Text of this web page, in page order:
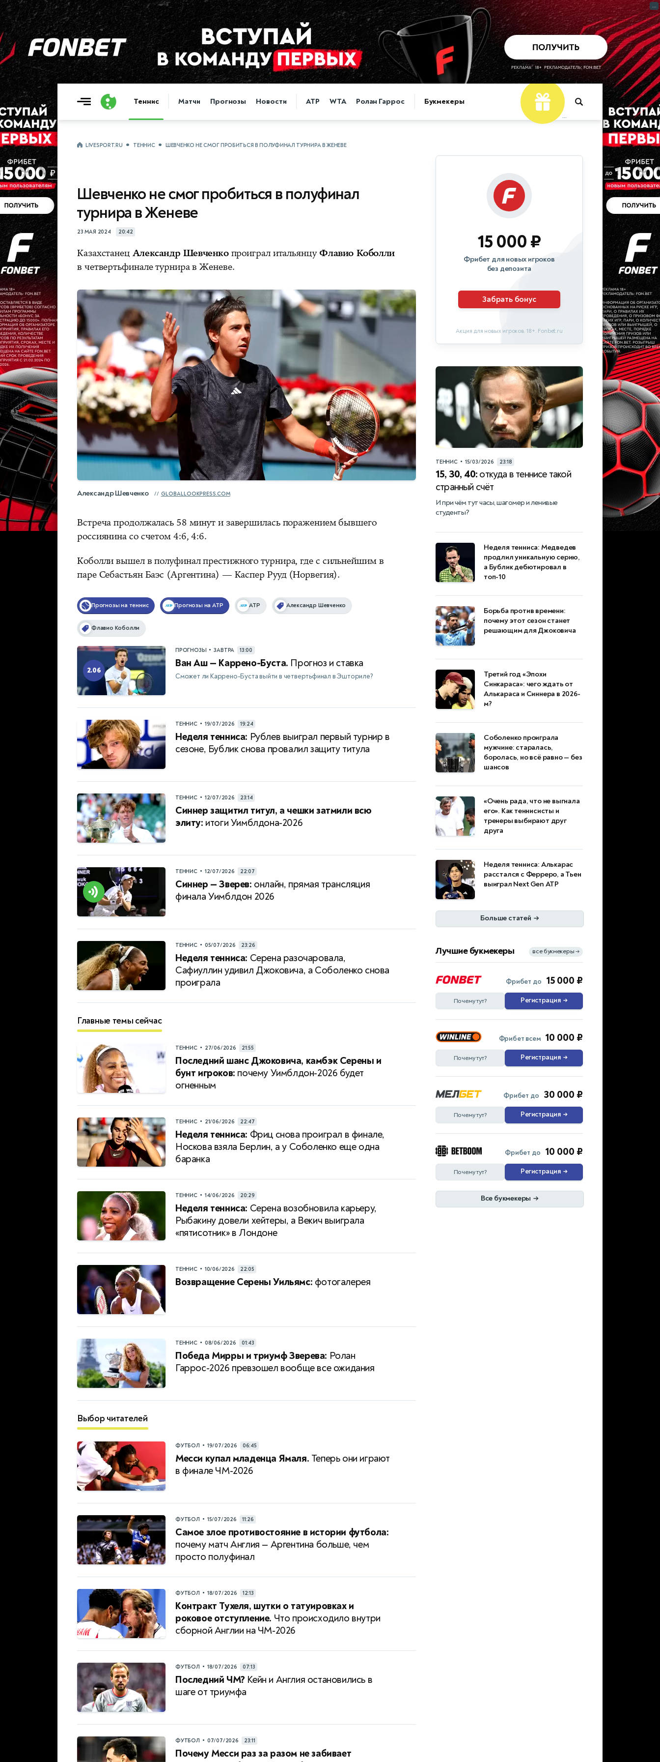
Теннис Матчи Прогнозы Новости ATP WTA Ролан Гаррос Букмекеры
...
LIVESPORT.RU ТЕННИС ШЕВЧЕНКО НЕ СМОГ ПРОБИТЬСЯ В ПОЛУФИНАЛ ТУРНИРА В ЖЕНЕВЕ
Шевченко не смог пробиться в полуфинал
турнира в Женеве
23 МАЯ 2024 20:42
Казахстанец Александр Шевченкопроиграл итальянцуФлавио Коболли
в четвертьфинале турнира в Женеве.
Александр Шевченко GLOBALLOOKPRESS.COM
Встреча продолжалась 58 минут и завершилась поражением бывшего
россиянина со счетом 4:6, 4:6.
Коболли вышел в полуфинал престижного турнира, где с сильнейшим в
паре Себастьян Баэс (Аргентина) — Каспер Рууд (Норвегия).
Прогнозы на теннис Прогнозы на ATP ATP Александр Шевченко
Флавио Коболли
2.06
ПРОГНОЗЫ • ЗАВТРА 13:00
Ван Аш — Каррено-Буста. Прогноз и ставка
Сможет ли Каррено-Буста выйти в четвертьфинал в Эшториле?
ТЕННИС • 19/07/2026 19:24
Неделя тенниса: Рублев выиграл первый турнир в
сезоне, Бублик снова провалил защиту титула
ТЕННИС • 12/07/2026 23:14
Синнер защитил титул, а чешки затмили всю
элиту: итоги Уимблдона-2026
ТЕННИС • 12/07/2026 22:07
Синнер — Зверев: онлайн, прямая трансляция
финала Уимблдон 2026
ТЕННИС • 05/07/2026 23:26
Неделя тенниса: Серена разочаровала,
Сафиуллин удивил Джоковича, а Соболенко снова
проиграла
Главные темы сейчас
ТЕННИС • 27/06/2026 21:55
Последний шанс Джоковича, камбэк Серены и
бунт игроков: почему Уимблдон-2026 будет
огненным
ТЕННИС • 21/06/2026 22:47
Неделя тенниса: Фриц снова проиграл в финале,
Носкова взяла Берлин, а у Соболенко еще одна
баранка
ТЕННИС • 14/06/2026 20:29
Неделя тенниса: Серена возобновила карьеру,
Рыбакину довели хейтеры, а Векич выиграла
«пятисотник» в Лондоне
ТЕННИС • 10/06/2026 22:05
Возвращение Серены Уильямс: фотогалерея
ТЕННИС • 08/06/2026 01:43
Победа Мирры и триумф Зверева: Ролан
Гаррос-2026 превзошел вообще все ожидания
Выбор читателей
ФУТБОЛ • 19/07/2026 06:45
Месси купал младенца Ямаля. Теперь они играют
в финале ЧМ-2026
ФУТБОЛ • 15/07/2026 11:26
Самое злое противостояние в истории футбола:
почему матч Англия — Аргентина больше, чем
просто полуфинал
ФУТБОЛ • 18/07/2026 12:13
Контракт Тухеля, шутки о татуировках и
роковое отступление. Что происходило внутри
сборной Англии на ЧМ-2026
ФУТБОЛ • 18/07/2026 07:13
Последний ЧМ? Кейн и Англия остановились в
шаге от триумфа
ФУТБОЛ • 07/07/2026 23:11
Почему Месси раз за разом не забивает
15 000 ₽
Фрибет для новых игроков
без депозита
Забрать бонус
Акция для новых игроков. 18+. Fonbet.ru
ТЕННИС • 15/03/2026 23:18
15, 30, 40: откуда в теннисе такой
странный счёт
И при чём тут часы, шагомер и ленивые
студенты?
Неделя тенниса: Медведев
продлил уникальную серию,
а Бублик дебютировал в
топ-10
Борьба против времени:
почему этот сезон станет
решающим для Джоковича
Третий год «Эпохи
Синкараса»: чего ждать от
Алькараса и Синнера в 2026-
м?
Соболенко проиграла
мужчине: старалась,
боролась, но всё равно — без
шансов
«Очень рада, что не выгнала
его». Как теннисисты и
тренеры выбирают друг
друга
Неделя тенниса: Алькарас
расстался с Ферреро, а Тьен
выиграл Next Gen ATP
Больше статей →
Лучшие букмекеры все букмекеры →
Фрибет до 15 000 ₽
Почему тут? Регистрация →
Фрибет всем 10 000 ₽
Почему тут? Регистрация →
Фрибет до 30 000 ₽
Почему тут? Регистрация →
Фрибет до 10 000 ₽
Почему тут? Регистрация →
Все букмекеры →
...